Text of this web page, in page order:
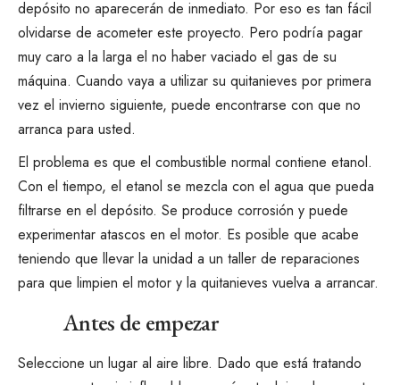
depósito no aparecerán de inmediato. Por eso es tan fácil
olvidarse de acometer este proyecto. Pero podría pagar
muy caro a la larga el no haber vaciado el gas de su
máquina. Cuando vaya a utilizar su quitanieves por primera
vez el invierno siguiente, puede encontrarse con que no
arranca para usted.
El problema es que el combustible normal contiene etanol.
Con el tiempo, el etanol se mezcla con el agua que pueda
filtrarse en el depósito. Se produce corrosión y puede
experimentar atascos en el motor. Es posible que acabe
teniendo que llevar la unidad a un taller de reparaciones
para que limpien el motor y la quitanieves vuelva a arrancar.
Antes de empezar
Seleccione un lugar al aire libre. Dado que está tratando